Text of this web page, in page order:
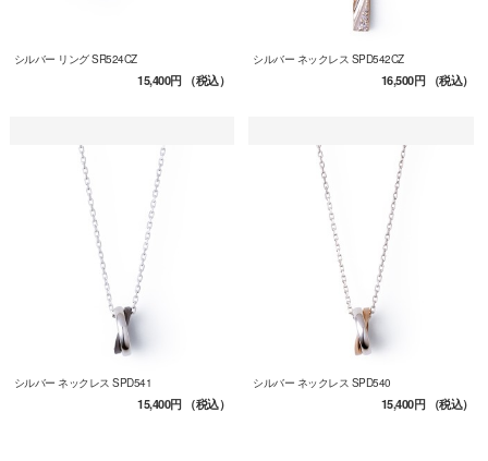
シルバー リング SR524CZ
15,400円（税込）
シルバー ネックレス SPD542CZ
16,500円（税込）
シルバー ネックレス SPD541
15,400円（税込）
シルバー ネックレス SPD540
15,400円（税込）